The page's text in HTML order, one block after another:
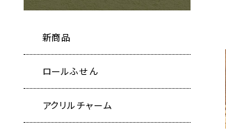
新商品
ロールふせん
アクリルチャーム